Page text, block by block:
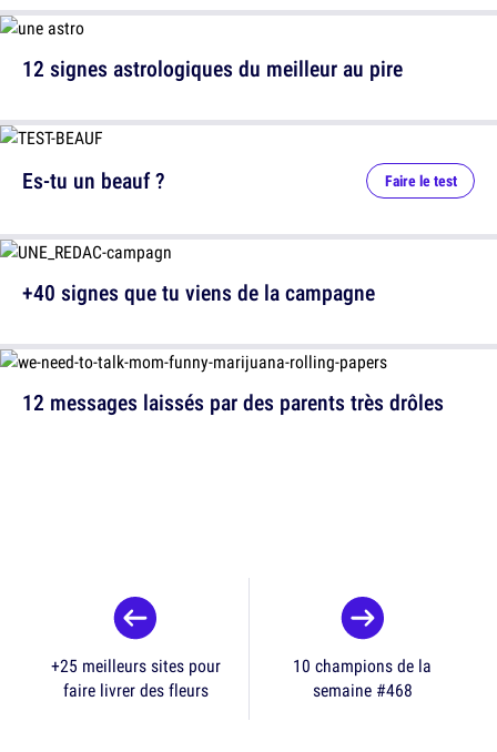
12 signes astrologiques du meilleur au pire
12 messages laissés par des parents très drôles
Es-tu un beauf ? Faire le test
+40 signes que tu viens de la campagne
+25 meilleurs sites pour
faire livrer des fleurs
10 champions de la
semaine #468